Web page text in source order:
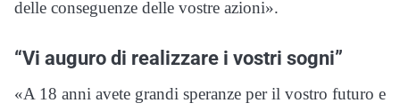
delle conseguenze delle vostre azioni».
“Vi auguro di realizzare i vostri sogni”
«A 18 anni avete grandi speranze per il vostro futuro e